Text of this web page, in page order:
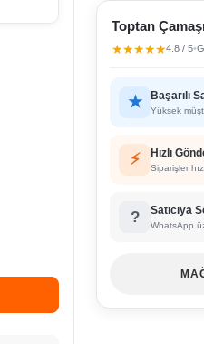
Toptan
★★★★★4.8 / 5•
★ Başarılı
Yüksek
⚡ Hızlı
Siparişler
? Satıcıya
WhatsApp